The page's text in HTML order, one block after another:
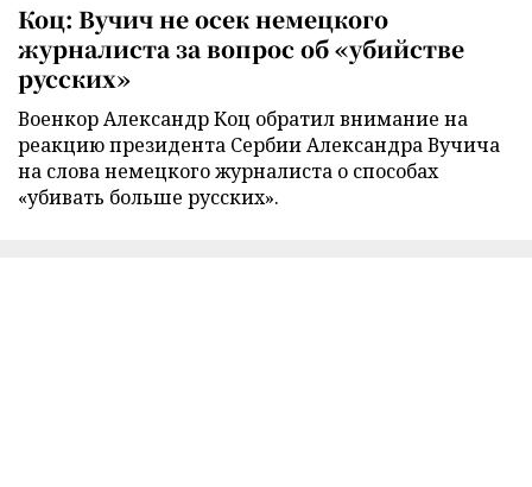
Коц: Вучич не осек немецкого
журналиста за вопрос об «убийстве
русских»
Военкор Александр Коц обратил внимание на
реакцию президента Сербии Александра Вучича
на слова немецкого журналиста о способах
«убивать больше русских».